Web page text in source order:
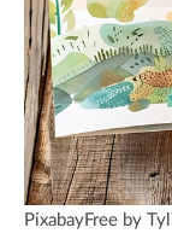
PixabayFree by